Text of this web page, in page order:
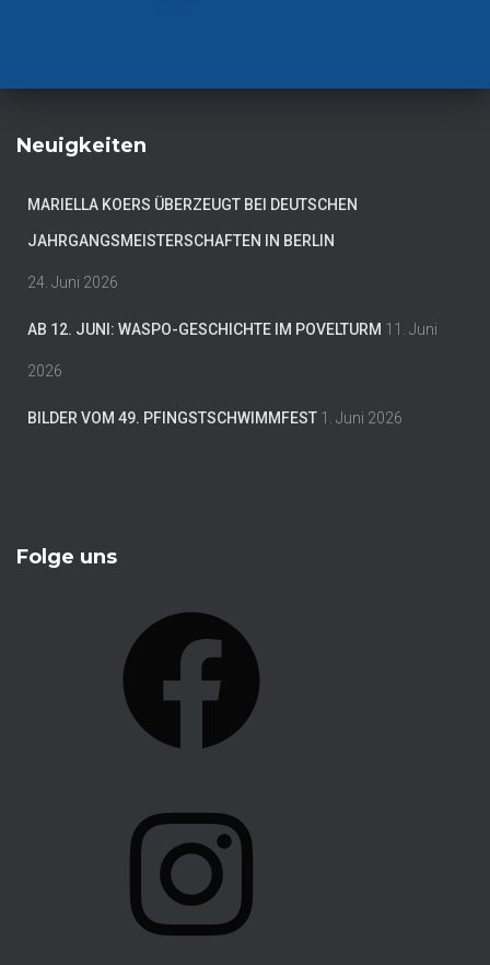
Neuigkeiten
MARIELLA KOERS ÜBERZEUGT BEI DEUTSCHEN
JAHRGANGSMEISTERSCHAFTEN IN BERLIN
24. Juni 2026
AB 12. JUNI: WASPO-GESCHICHTE IM POVELTURM 11. Juni
2026
BILDER VOM 49. PFINGSTSCHWIMMFEST 1. Juni 2026
Folge uns